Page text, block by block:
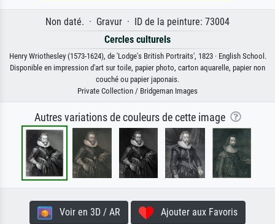
Non daté. · Gravur · ID de la peinture: 73004
Cercles culturels
Henry Wriothesley (1573-1624), de 'Lodge's British Portraits', 1823 · English School.
Disponible en impression d'art sur toile, papier photo, carton aquarelle, papier non
couché ou papier japonais.
Private Collection / Bridgeman Images
Autres variations de couleurs de cette image
Voir en 3D / AR Ajouter aux Favoris